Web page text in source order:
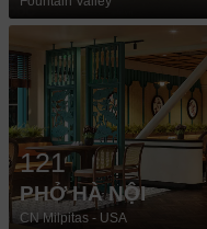
121
PHỞ HÀ NỘI
CN Milpitas - USA